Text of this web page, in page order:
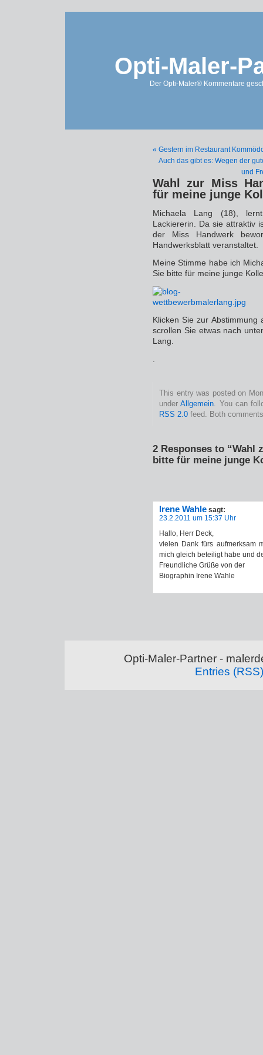
Opti-Maler-
Der Opti-Maler® Kommentare
« Gestern im Restaurant
Auch das gibt es: Wegen der
und
Wahl zur Miss
für meine junge
Michaela Lang (18),
Lackiererin. Da sie attraktiv
der Miss Handwerk
Handwerksblatt veranstaltet.
Meine Stimme habe ich
Sie bitte für meine junge
Klicken Sie zur
scrollen Sie etwas nach
Lang.
This entry was posted on
underAllgemein . You can
RSS 2.0 feed. Both
2 Responses to “Wahl
bitte für meine junge
Irene Wahle sagt:
23.2.2011 um 15:37 Uhr
Hallo, Herr Deck,
vielen Dank fürs aufmerksam
mich gleich beteiligt habe und
Freundliche Grüße von der
Biographin Irene Wahle
Opti-Maler-Partner -
Entries (RSS)